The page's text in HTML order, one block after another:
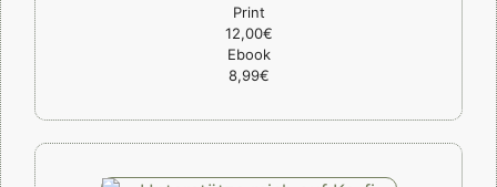
Print
12,00€
Ebook
8,99€